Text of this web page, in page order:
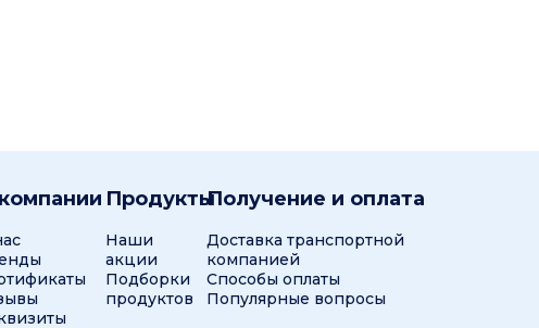
Продукты
Наши
акции
Подборки
продуктов
Получение и оплата
Доставка транспортной
компанией
Способы оплаты
Популярные вопросы